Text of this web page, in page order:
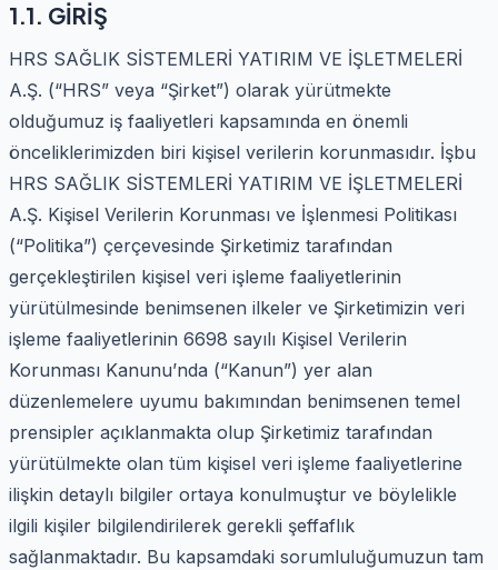
1.1. GİRİŞ
HRS SAĞLIK SİSTEMLERİ YATIRIM VE İŞLETMELERİ
A.Ş. (“HRS” veya “Şirket”) olarak yürütmekte
olduğumuz iş faaliyetleri kapsamında en önemli
önceliklerimizden biri kişisel verilerin korunmasıdır. İşbu
HRS SAĞLIK SİSTEMLERİ YATIRIM VE İŞLETMELERİ
A.Ş. Kişisel Verilerin Korunması ve İşlenmesi Politikası
(“Politika”) çerçevesinde Şirketimiz tarafından
gerçekleştirilen kişisel veri işleme faaliyetlerinin
yürütülmesinde benimsenen ilkeler ve Şirketimizin veri
işleme faaliyetlerinin 6698 sayılı Kişisel Verilerin
Korunması Kanunu’nda (“Kanun”) yer alan
düzenlemelere uyumu bakımından benimsenen temel
prensipler açıklanmakta olup Şirketimiz tarafından
yürütülmekte olan tüm kişisel veri işleme faaliyetlerine
ilişkin detaylı bilgiler ortaya konulmuştur ve böylelikle
ilgili kişiler bilgilendirilerek gerekli şeffaflık
sağlanmaktadır. Bu kapsamdaki sorumluluğumuzun tam